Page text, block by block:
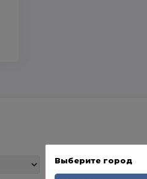
Выберите город